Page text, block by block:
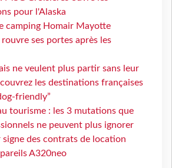
pour l'Alaska
camping Homair Mayotte
rouvre ses portes après les
ne veulent plus partir sans leur
les destinations françaises
friendly”
tourisme : les 3 mutations que
ne peuvent plus ignorer
signe des contrats de location
A320neo